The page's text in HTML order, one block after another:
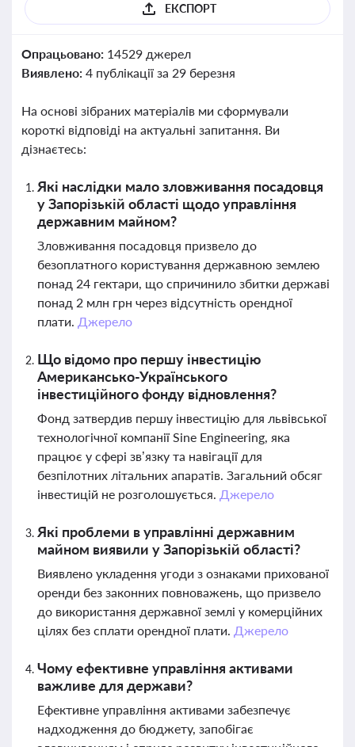
ЕКСПОРТ
Опрацьовано: 14529 джерел
Виявлено: 4 публікації за 29 березня
На основі зібраних матеріалів ми сформували
короткі відповіді на актуальні запитання. Ви
дізнаєтесь:
Які наслідки мало зловживання посадовця
у Запорізькій області щодо управління
державним майном?
Зловживання посадовця призвело до
безоплатного користування державною землею
понад 24 гектари, що спричинило збитки державі
понад 2 млн грн через відсутність орендної
плати. Джерело
Що відомо про першу інвестицію
Американсько-Українського
інвестиційного фонду відновлення?
Фонд затвердив першу інвестицію для львівської
технологічної компанії Sine Engineering, яка
працює у сфері зв’язку та навігації для
безпілотних літальних апаратів. Загальний обсяг
інвестицій не розголошується. Джерело
Які проблеми в управлінні державним
майном виявили у Запорізькій області?
Виявлено укладення угоди з ознаками прихованої
оренди без законних повноважень, що призвело
до використання державної землі у комерційних
цілях без сплати орендної плати. Джерело
Чому ефективне управління активами
важливе для держави?
Ефективне управління активами забезпечує
надходження до бюджету, запобігає